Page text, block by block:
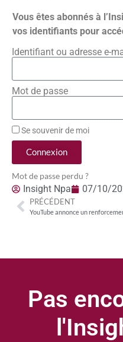
Vous êtes abonnés à
vos identifiants pour
Identifiant ou adresse e-
Mot de passe
Se souvenir de moi
Connexion
Mot de passe perdu ?
Insight Npa 07/10/
PRÉCÉDENT
Pas